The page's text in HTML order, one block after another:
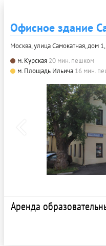
Офисное здание
Москва, улица Самокатная, дом 1,
м. Курская 20 мин. пешком
м. Площадь Ильича 16 мин.
Аренда